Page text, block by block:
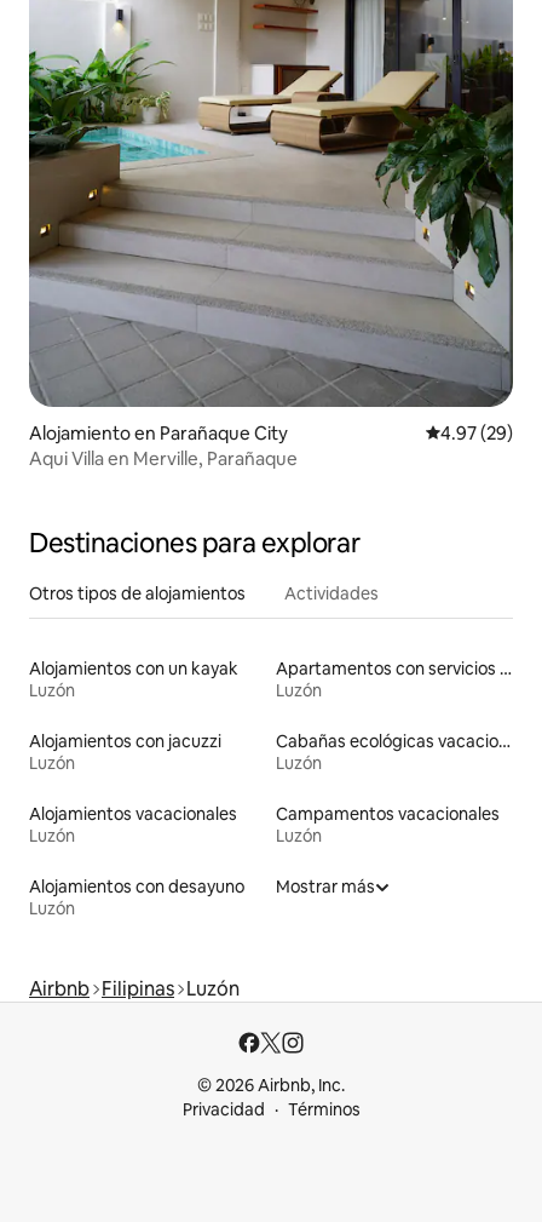
Alojamiento en Parañaque City Calificación
4.97 (29)
Aqui Villa en Merville, Parañaque
Destinaciones para explorar
Otros tipos de alojamientos Actividades
Alojamientos con un kayak
Luzón
Apartamentos con servicios incluidos vacacionales
Luzón
Alojamientos con jacuzzi
Luzón
Cabañas ecológicas vacacionales
Luzón
Alojamientos vacacionales
Luzón
Campamentos vacacionales
Luzón
Alojamientos con desayuno
Luzón
Mostrar más
Airbnb Filipinas Luzón
© 2026 Airbnb, Inc.
Privacidad
Términos